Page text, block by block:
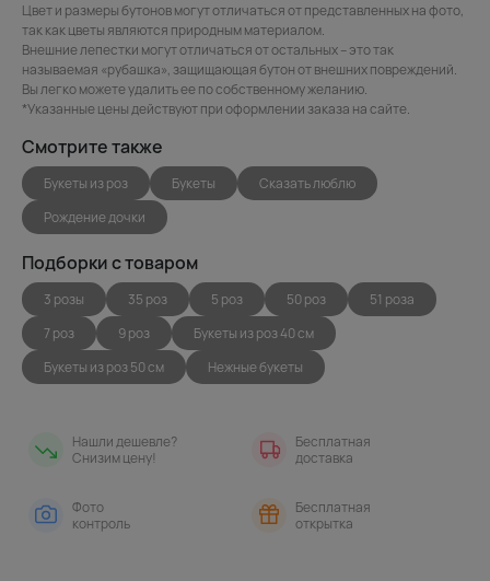
Цвет и размеры бутонов могут отличаться от представленных на фото,
так как цветы являются природным материалом.
Внешние лепестки могут отличаться от остальных – это так
называемая «рубашка», защищающая бутон от внешних повреждений.
Вы легко можете удалить ее по собственному желанию.
*Указанные цены действуют при оформлении заказа на сайте.
Смотрите также
Букеты из роз Букеты
Сказать люблю
Рождение дочки
Подборки с товаром
3 розы 35 роз 5 роз 50 роз
51 роза
7 роз
9 роз
Букеты из роз 40 см
Букеты из роз 50 см
Нежные букеты
Нашли дешевле?
Снизим цену!
Бесплатная
доставка
Фото
контроль
Бесплатная
открытка